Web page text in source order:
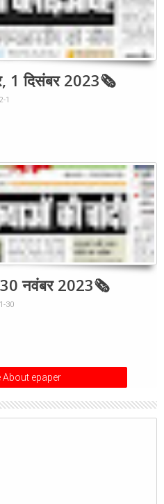
1 दिसंबर 2023🗞
1
30 नवंबर 2023🗞
30
About epaper